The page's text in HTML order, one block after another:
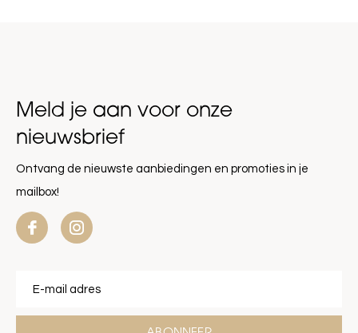
Meld je aan voor onze
nieuwsbrief
Ontvang de nieuwste aanbiedingen en promoties in je
mailbox!